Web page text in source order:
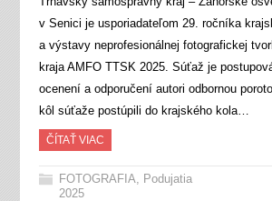
v Senici je usporiadateľom 29. ročníka
a výstavy neprofesionálnej fotografickej
kraja AMFO TTSK 2025. Súťaž je
ocenení a odporučení autori odbornou
kôl súťaže postúpili do krajského kola…
ČÍTAŤ VIAC
FOTOGRAFIA, Podujatia
2025